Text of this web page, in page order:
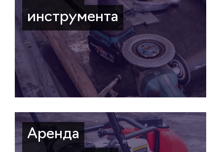
инструмента
Аренда